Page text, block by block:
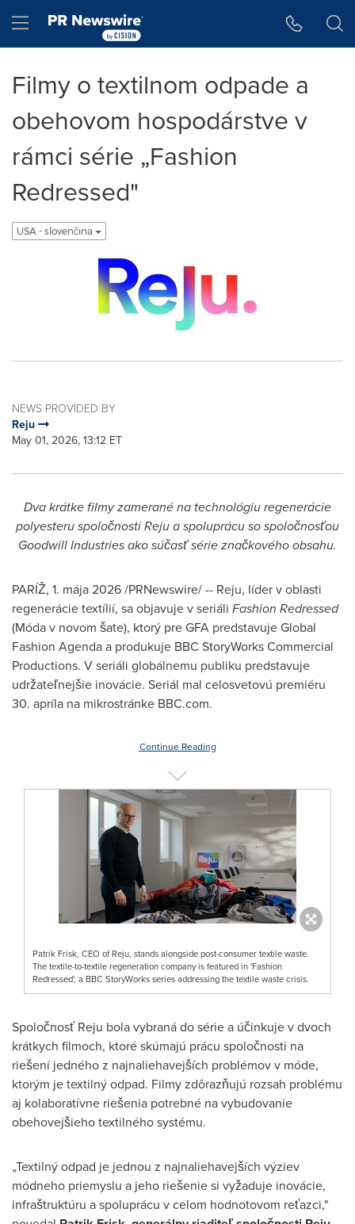
Hamburger menu
Filmy o textilnom odpade a
obehovom hospodárstve v
rámci série „Fashion
Redressed"
USA - slovenčina
NEWS PROVIDED BY
Reju
May 01, 2026, 13:12 ET
Dva krátke filmy zamerané na technológiu regenerácie
polyesteru spoločnosti Reju a spoluprácu so spoločnosťou
Goodwill Industries ako súčasť série značkového obsahu.
PARÍŽ, 1. mája 2026/PRNewswire/ -- Reju, líder v oblasti
regenerácie textílií, sa objavuje v seriáli Fashion Redressed
(Móda v novom šate), ktorý pre GFA predstavuje Global
Fashion Agenda a produkuje BBC StoryWorks Commercial
Productions. V seriáli globálnemu publiku predstavuje
udržateľnejšie inovácie. Seriál mal celosvetovú premiéru
30. apríla na mikrostránke BBC.com.
Continue Reading
Patrik Frisk, CEO of Reju, stands alongside post-consumer textile waste.
The textile-to-textile regeneration company is featured in 'Fashion
Redressed', a BBC StoryWorks series addressing the textile waste crisis.
Spoločnosť Reju bola vybraná do série a účinkuje v dvoch
krátkych filmoch, ktoré skúmajú prácu spoločnosti na
riešení jedného z najnaliehavejších problémov v móde,
ktorým je textilný odpad. Filmy zdôrazňujú rozsah problému
aj kolaboratívne riešenia potrebné na vybudovanie
obehovejšieho textilného systému.
„Textilný odpad je jednou z najnaliehavejších výziev
módneho priemyslu a jeho riešenie si vyžaduje inovácie,
infraštruktúru a spoluprácu v celom hodnotovom reťazci,"